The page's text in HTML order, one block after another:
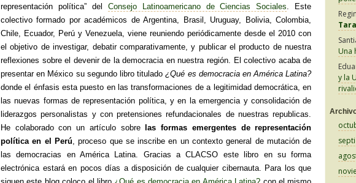
representación política” del Consejo Latinoamericano de Ciencias Sociales . Este
colectivo formado por académicos de Argentina, Brasil, Uruguay, Bolivia, Colombia,
Chile, Ecuador, Perú y Venezuela, viene reuniendo periódicamente desde el 2010 con
el objetivo de investigar, debatir comparativamente, y publicar el producto de nuestra
reflexiones sobre el devenir de la democracia en nuestra región. El colectivo acaba de
presentar en México su segundo libro titulado¿Qué es democracia en América Latina?
donde el énfasis esta puesto en las transformaciones de a legitimidad democrática, en
las nuevas formas de representación política, y en la emergencia y consolidación de
liderazgos personalistas y con pretensiones refundacionales de nuestras republicas.
He colaborado con un artículo sobrelas formas emergentes de representación
política en el Perú , proceso que se inscribe en un contexto general de mutación de
las democracias en América Latina. Gracias a CLACSO este libro en su forma
electrónica estará en pocos días a disposición de cualquier cibernauta. Para los que
Una
y la